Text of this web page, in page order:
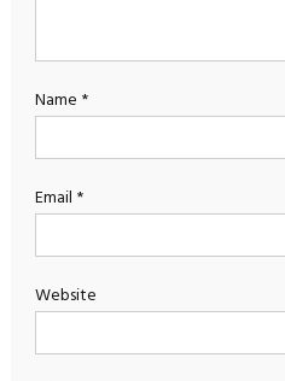
Name *
Email *
Website